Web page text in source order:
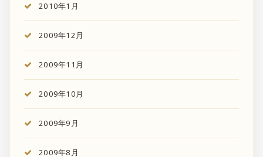
2010年1月
2009年12月
2009年11月
2009年10月
2009年9月
2009年8月